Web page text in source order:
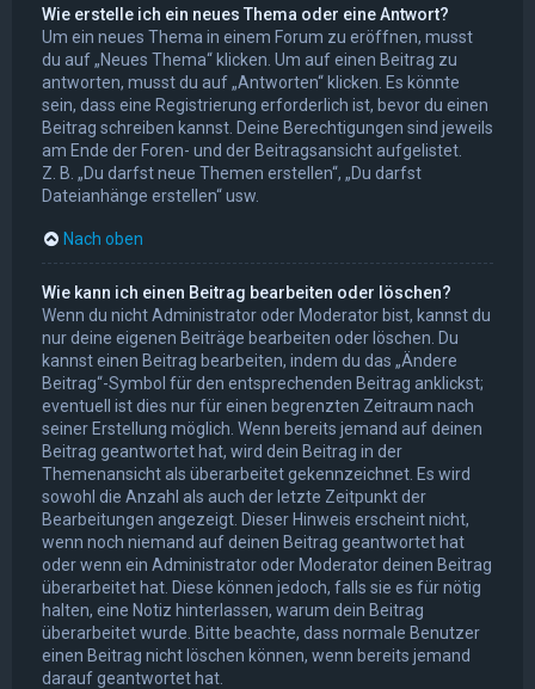
Wie erstelle ich ein neues Thema oder eine Antwort?
Um ein neues Thema in einem Forum zu eröffnen, musst
du auf „Neues Thema“ klicken. Um auf einen Beitrag zu
antworten, musst du auf „Antworten“ klicken. Es könnte
sein, dass eine Registrierung erforderlich ist, bevor du einen
Beitrag schreiben kannst. Deine Berechtigungen sind jeweils
am Ende der Foren- und der Beitragsansicht aufgelistet.
Z. B. „Du darfst neue Themen erstellen“, „Du darfst
Dateianhänge erstellen“ usw.
Nach oben
Wie kann ich einen Beitrag bearbeiten oder löschen?
Wenn du nicht Administrator oder Moderator bist, kannst du
nur deine eigenen Beiträge bearbeiten oder löschen. Du
kannst einen Beitrag bearbeiten, indem du das „Ändere
Beitrag“-Symbol für den entsprechenden Beitrag anklickst;
eventuell ist dies nur für einen begrenzten Zeitraum nach
seiner Erstellung möglich. Wenn bereits jemand auf deinen
Beitrag geantwortet hat, wird dein Beitrag in der
Themenansicht als überarbeitet gekennzeichnet. Es wird
sowohl die Anzahl als auch der letzte Zeitpunkt der
Bearbeitungen angezeigt. Dieser Hinweis erscheint nicht,
wenn noch niemand auf deinen Beitrag geantwortet hat
oder wenn ein Administrator oder Moderator deinen Beitrag
überarbeitet hat. Diese können jedoch, falls sie es für nötig
halten, eine Notiz hinterlassen, warum dein Beitrag
überarbeitet wurde. Bitte beachte, dass normale Benutzer
einen Beitrag nicht löschen können, wenn bereits jemand
darauf geantwortet hat.